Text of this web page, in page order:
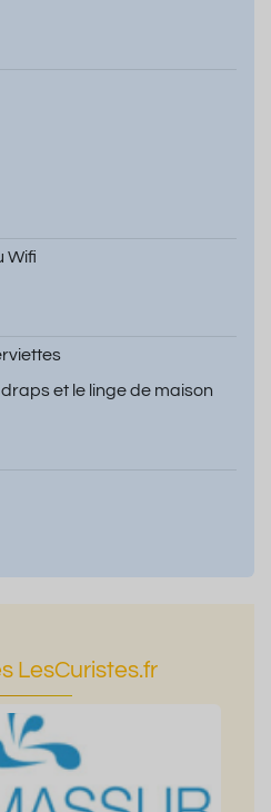
Wifi
et le linge de maison
LesCuristes.fr